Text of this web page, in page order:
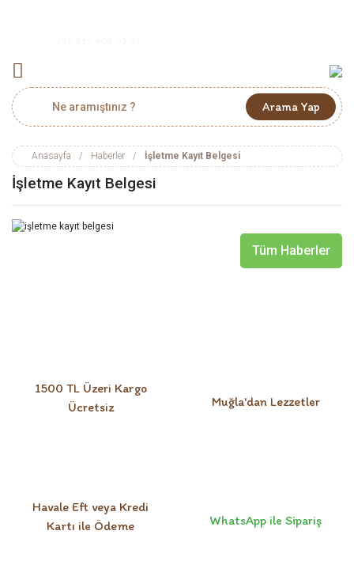
Arama Yap
Anasayfa Haberler İşletme Kayıt Belgesi
İşletme Kayıt Belgesi
Tüm Haberler
1500 TL Üzeri Kargo
Ücretsiz
Muğla'dan Lezzetler
Havale Eft veya Kredi
Kartı ile Ödeme
WhatsApp ile Sipariş